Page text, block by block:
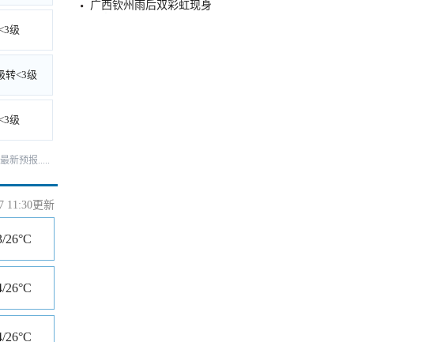
级
转<3级
级
新预报.....
11:30更新
26°C
26°C
26°C
广西钦州雨后双彩虹现身